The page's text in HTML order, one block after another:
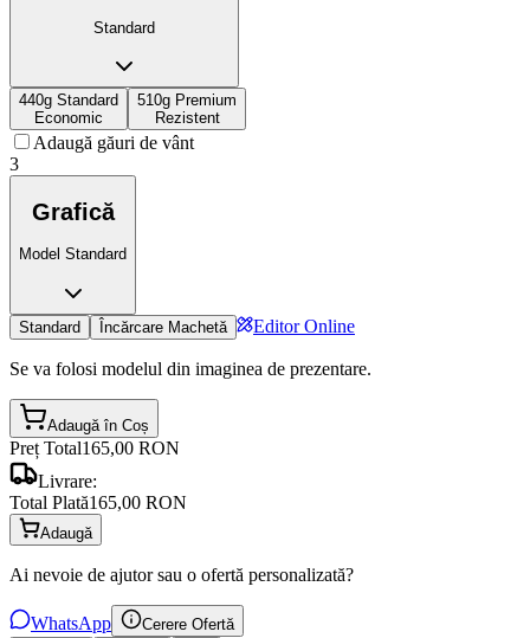
Standard
440g Standard
Economic
510g Premium
Rezistent
Adaugă găuri de vânt
3
Grafică
Model Standard
Standard Încărcare Machetă Editor Online
Se va folosi modelul din imaginea de prezentare.
Adaugă în Coș
Preț Total165,00 RON
Livrare:
Total Plată165,00 RON
Adaugă
Ai nevoie de ajutor sau o ofertă personalizată?
WhatsApp
Cerere Ofertă